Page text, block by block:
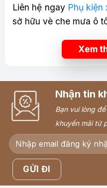
Liên hệ ngay Phụ kiện
sở hữu vè che mưa ô
Xem
Nhận tin
Bạn vui lòng
khuyến mãi từ